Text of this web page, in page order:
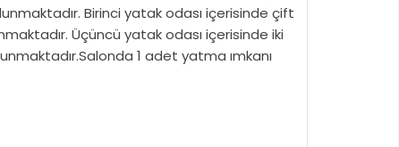
Birinci yatak odası içerisinde çift
Üçüncü yatak odası içerisinde iki
1 adet yatma ımkanı